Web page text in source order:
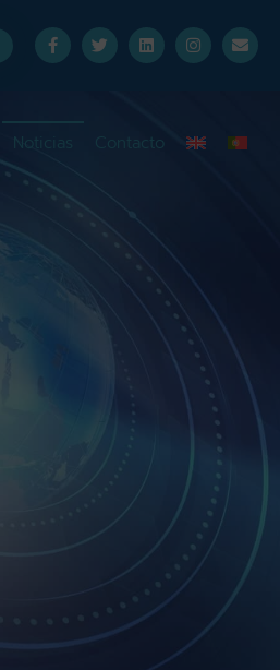
Noticias Contacto